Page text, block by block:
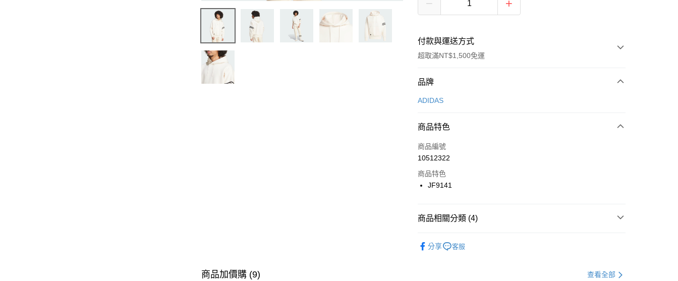
付款與運送方式
超取滿NT$1,500免運
付款方式
信用卡一次付款
合作金庫商業銀行
華南商業銀行
上海商業儲蓄銀行
國泰世華商業銀行
聯邦商業銀行
台新國際商業銀行
LINE Pay
Apple Pay
【關於「AFTEE先享後付」】
品牌
ADIDAS
商品特色
商品編號
10512322
商品特色
JF9141
商品相關分類 (4)
分享 客服
商品加價購 (9) 查看全部